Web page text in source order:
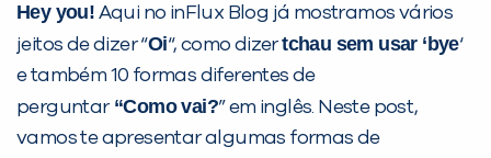
Hey you! Aqui no inFlux Blog já mostramos vários
jeitos de dizer “Oi“, como dizertchau sem usar ‘bye‘
e também 10 formas diferentes de
perguntar“Como vai?” em inglês. Neste post,
vamos te apresentar algumas formas de